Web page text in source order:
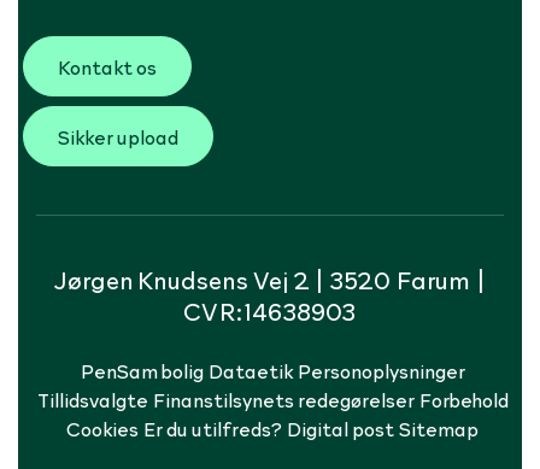
Kontakt os
Sikker upload
Jørgen Knudsens Vej 2 | 3520 Farum |
CVR:14638903
PenSam bolig Dataetik Personoplysninger
Tillidsvalgte Finanstilsynets redegørelser Forbehold
Cookies Er du utilfreds? Digital postSitemap